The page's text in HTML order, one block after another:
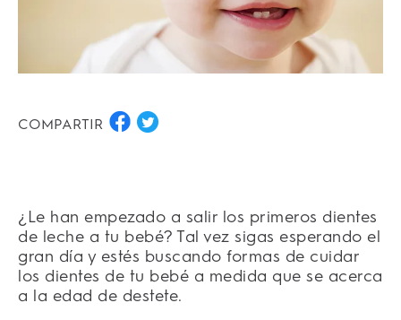
COMPARTIR
¿Le han empezado a salir los primeros dientes
de leche a tu bebé? Tal vez sigas esperando el
gran día y estés buscando formas de cuidar
los dientes de tu bebé a medida que se acerca
a la edad de destete.